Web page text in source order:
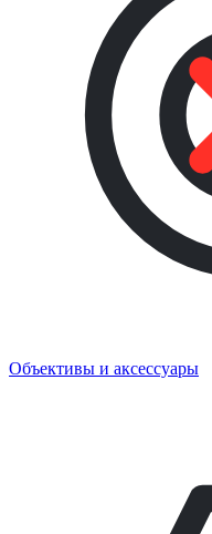
Объективы и аксессуары